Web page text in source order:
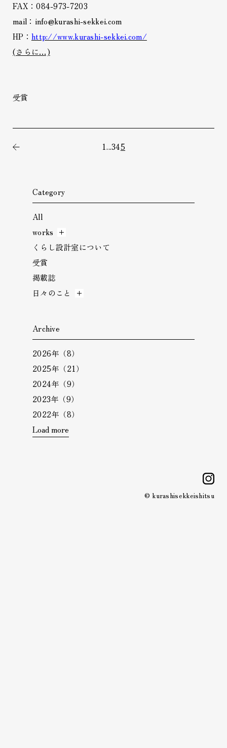
FAX：084-973-7203
mail：info@kurashi-sekkei.com
HP： http://www.kurashi-sekkei.com/
(さらに…)
受賞
1...345
Category
All
works
くらし設計室について
受賞
掲載誌
日々のこと
Archive
2026年（8）
2025年（21）
2024年（9）
2023年（9）
2022年（8）
Load more
© kurashisekkeishitsu